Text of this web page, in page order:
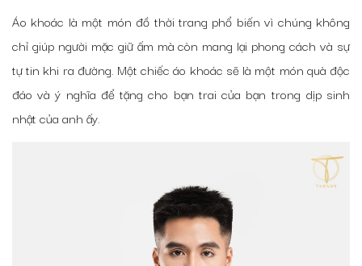
Áo khoác là một món đồ thời trang phổ biến vì chúng không
chỉ giúp người mặc giữ ấm mà còn mang lại phong cách và sự
tự tin khi ra đường. Một chiếc áo khoác sẽ là một món quà độc
đáo và ý nghĩa để tặng cho bạn trai của bạn trong dịp sinh
nhật của anh ấy.